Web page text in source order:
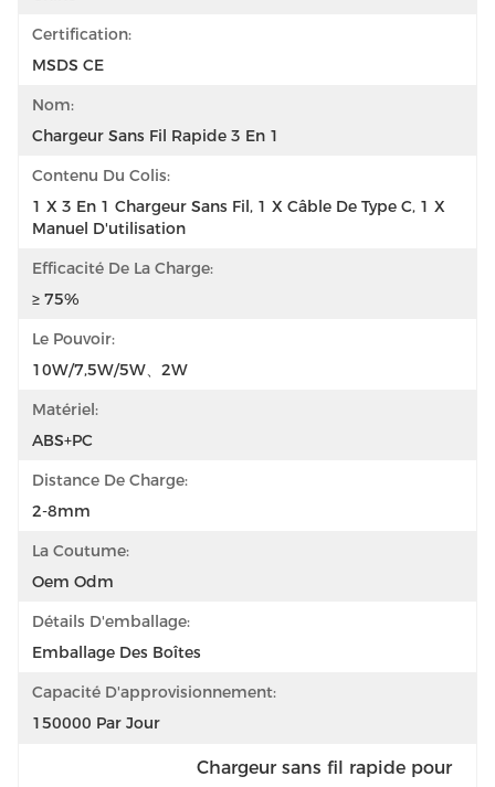
Certification:
MSDS CE
Nom:
Chargeur Sans Fil Rapide 3 En 1
Contenu Du Colis:
1 X 3 En 1 Chargeur Sans Fil, 1 X Câble De Type C, 1 X
Manuel D'utilisation
Efficacité De La Charge:
≥ 75%
Le Pouvoir:
10W/7,5W/5W、2W
Matériel:
ABS+PC
Distance De Charge:
2-8mm
La Coutume:
Oem Odm
Détails D'emballage:
Emballage Des Boîtes
Capacité D'approvisionnement:
150000 Par Jour
Chargeur sans fil rapide pour